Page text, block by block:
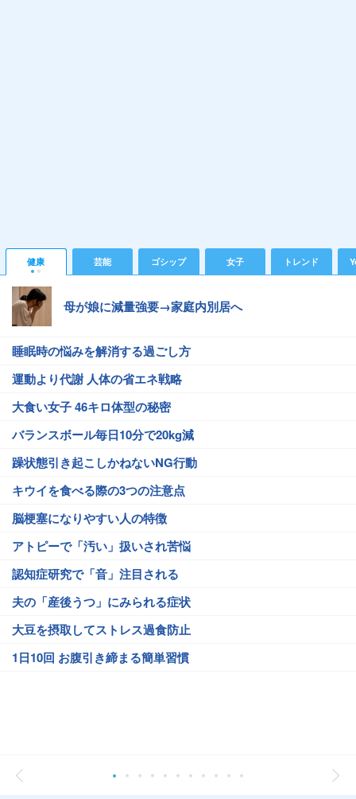
健康 芸能 ゴシップ 女子 トレンド
母が娘に減量強要→家庭内別居へ
睡眠時の悩みを解消する過ごし方
運動より代謝 人体の省エネ戦略
大食い女子 46キロ体型の秘密
バランスボール毎日10分で20kg減
躁状態引き起こしかねないNG行動
キウイを食べる際の3つの注意点
脳梗塞になりやすい人の特徴
アトピーで「汚い」扱いされ苦悩
認知症研究で「音」注目される
夫の「産後うつ」にみられる症状
大豆を摂取してストレス過食防止
1日10回 お腹引き締まる簡単習慣